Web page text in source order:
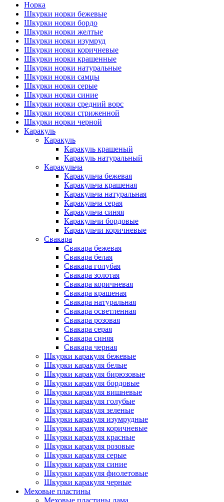
Норка
Шкурки норки бежевые
Шкурки норки бордо
Шкурки норки желтые
Шкурки норки изумруд
Шкурки норки коричневые
Шкурки норки крашенные
Шкурки норки натуральные
Шкурки норки самцы
Шкурки норки серые
Шкурки норки синие
Шкурки норки средний ворс
Шкурки норки стриженной
Шкурки норки черной
Каракуль
Каракуль
Каракуль крашеный
Каракуль натуральный
Каракульча
Каракульча бежевая
Каракульча крашеная
Каракульча натуральная
Каракульча серая
Каракульча синяя
Каракульчи бордовые
Каракульчи коричневые
Свакара
Свакара бежевая
Свакара белая
Свакара голубая
Свакара золотая
Свакара коричневая
Свакара крашеная
Свакара натуральная
Свакара осветленная
Свакара розовая
Свакара серая
Свакара синяя
Свакара черная
Шкурки каракуля бежевые
Шкурки каракуля белые
Шкурки каракуля бирюзовые
Шкурки каракуля бордовые
Шкурки каракуля вишневые
Шкурки каракуля голубые
Шкурки каракуля зеленые
Шкурки каракуля изумрудные
Шкурки каракуля коричневые
Шкурки каракуля красные
Шкурки каракуля розовые
Шкурки каракуля серые
Шкурки каракуля синие
Шкурки каракуля фиолетовые
Шкурки каракуля черные
Меховые пластины
Меховые пластины лама